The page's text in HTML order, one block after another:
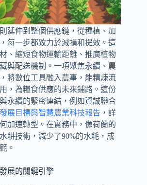
延伸到整個供應鏈，從種植、加
每一步都致力於減損和提效。這
、縮短食物運輸距離、推廣植物
與配送機制。一項聚焦永續、農
將數位工具融入農事，能精煉流
，為糧食供應的未來鋪路。這份
永續的緊密連結，例如資誠聯合
展目標與智慧農業科技報告 ，詳
加速轉型。在實務中，像荷蘭的
耕技術，減少了90%的水耗，成
。
展的關鍵引擎